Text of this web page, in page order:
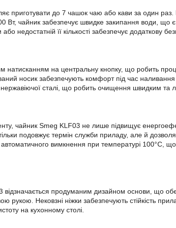
приготувати до 7 чашок чаю або кави за один
Вт, чайник забезпечує швидке закипання води, що є
недостатній її кількості забезпечує додаткову
натисканням на центральну кнопку, що робить
носик забезпечують комфорт під час
сталі, що робить очищення швидким та
чайник Smeg KLF03 не лише підвищує
подовжує термін служби приладу, але й
вимкнення при температурі 100°C, що
відзначається продуманим дизайном основи, що
рукою. Нековзні ніжки забезпечують стійкість
на кухонному столі.